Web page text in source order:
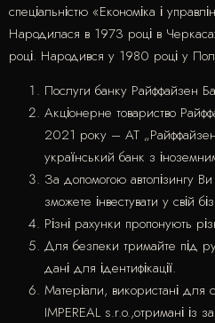
спеціальністю «Економіка і
Народилася в 1973 році в
році. Народився у 1980 році у
Послуги банку Райффайзен
Акціонерне товариство
2021 року – АТ
український банк з
За допомогою автолізингу Ви
зможете інвестувати у свій
Різні рахунки пропонують
Для безпеки тримайте під
дані для ідентифікації.
Матеріали, використані для
IMPEREAL s.r.o.,отримані із